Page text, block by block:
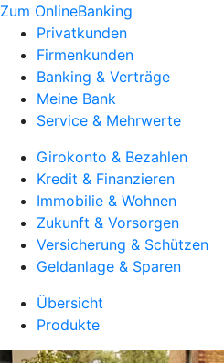
Zum OnlineBanking
Privatkunden
Firmenkunden
Banking & Verträge
Meine Bank
Service & Mehrwerte
Girokonto & Bezahlen
Kredit & Finanzieren
Immobilie & Wohnen
Zukunft & Vorsorgen
Versicherung & Schützen
Geldanlage & Sparen
Übersicht
Produkte